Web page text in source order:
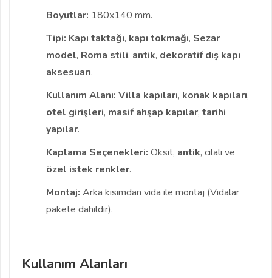
Boyutlar: 180x140 mm.
Tipi: Kapı taktağı, kapı tokmağı, Sezar
model, Roma stili, antik, dekoratif dış kapı
aksesuarı.
Kullanım Alanı: Villa kapıları, konak kapıları,
otel girişleri, masif ahşap kapılar, tarihi
yapılar.
Kaplama Seçenekleri: Oksit, antik, cilalı ve
özel istek renkler.
Montaj: Arka kısımdan vida ile montaj (Vidalar
pakete dahildir).
Kullanım Alanları